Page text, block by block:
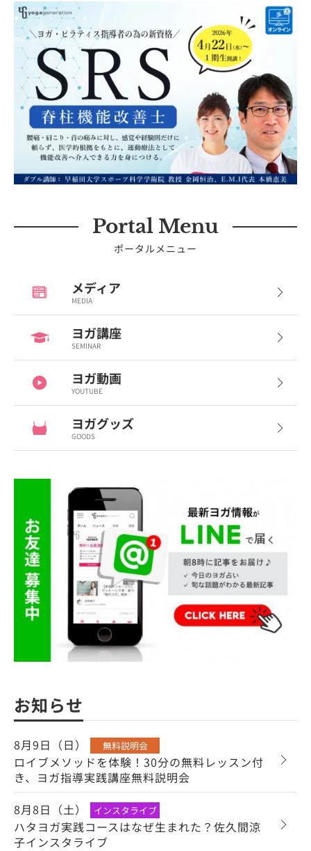
Portal Menu
ポータルメニュー
メディア
MEDIA
ヨガ講座
SEMINAR
ヨガ動画
YOUTUBE
ヨガグッズ
GOODS
お知らせ
8月9日（日） 無料説明会
ロイブメソッドを体験！30分の無料レッスン付
き、ヨガ指導実践講座無料説明会
8月8日（土）
インスタライブ
ハタヨガ実践コースはなぜ生まれた？佐久間涼
子インスタライブ